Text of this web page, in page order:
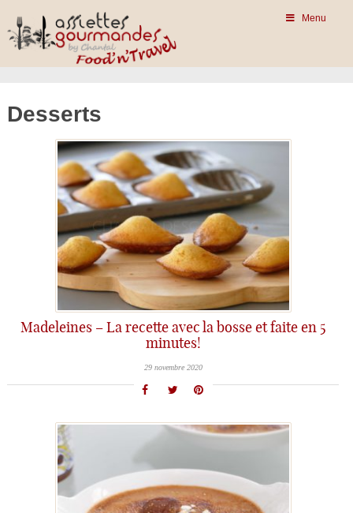
Menu
Desserts
Madeleines – La recette avec la bosse et faite en 5
minutes!
29 novembre 2020